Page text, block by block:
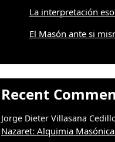
La interpretación
El Masón ante si
Recent
Jorge Dieter Villasana
Nazaret: Alquimia